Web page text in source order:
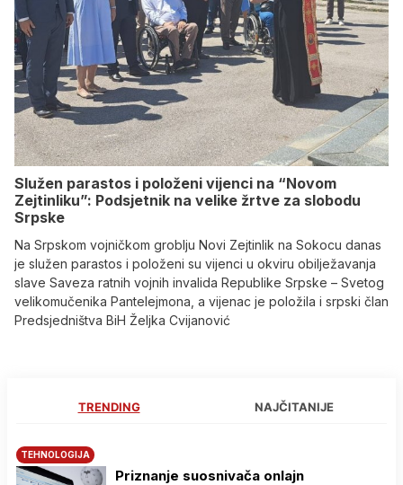
Služen parastos i položeni vijenci na “Novom
Zejtinliku”: Podsjetnik na velike žrtve za slobodu
Srpske
Na Srpskom vojničkom groblju Novi Zejtinlik na Sokocu danas
je služen parastos i položeni su vijenci u okviru obilježavanja
slave Saveza ratnih vojnih invalida Republike Srpske – Svetog
velikomučenika Pantelejmona, a vijenac je položila i srpski član
Predsjedništva BiH Željka Cvijanović
TRENDING NAJČITANIJE
TEHNOLOGIJA
Priznanje suosnivača onlajn